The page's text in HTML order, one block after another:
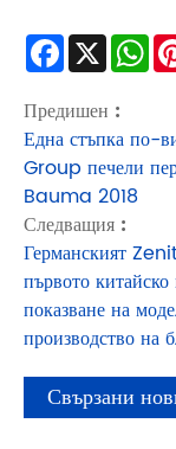
Facebook
X
Предишен :
Една стъпка по-
Group печели
Bauma 2018
Следващия :
Германският
първото
показване на
производство на
Свързани